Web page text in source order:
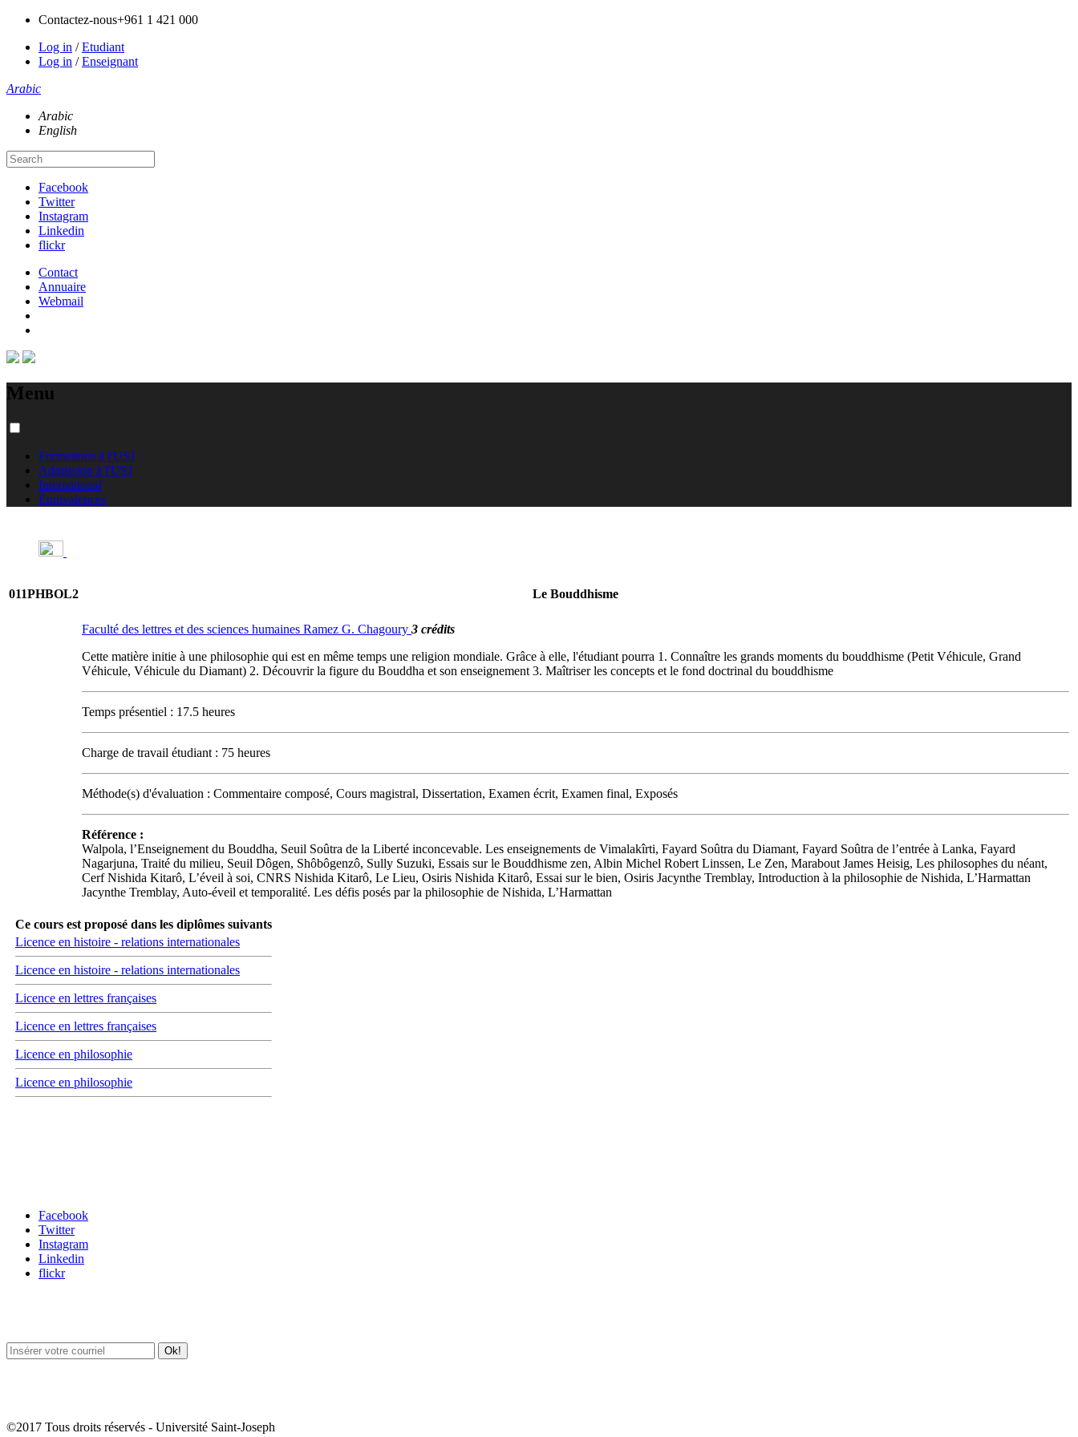
Contactez-nous+961 1 421 000
Log in /Etudiant
Log in /Enseignant
Arabic
Arabic
English
Facebook
Twitter
Instagram
Linkedin
flickr
Contact
Annuaire
Webmail
Menu
Formations à l'USJ
Admission à l'USJ
International
Équivalences
011PHBOL2 Le Bouddhisme
Faculté des lettres et des sciences humaines Ramez G. Chagoury 3 crédits
Cette matière initie à une philosophie qui est en même temps une religion mondiale. Grâce à elle, l'étudiant pourra 1. Connaître les grands moments du bouddhisme (Petit Véhicule, Grand
Véhicule, Véhicule du Diamant) 2. Découvrir la figure du Bouddha et son enseignement 3. Maîtriser les concepts et le fond doctrinal du bouddhisme
Temps présentiel : 17.5 heures
Charge de travail étudiant : 75 heures
Méthode(s) d'évaluation : Commentaire composé, Cours magistral, Dissertation, Examen écrit, Examen final, Exposés
Référence :
Walpola, l’Enseignement du Bouddha, Seuil Soûtra de la Liberté inconcevable. Les enseignements de Vimalakîrti, Fayard Soûtra du Diamant, Fayard Soûtra de l’entrée à Lanka, Fayard
Nagarjuna, Traité du milieu, Seuil Dôgen, Shôbôgenzô, Sully Suzuki, Essais sur le Bouddhisme zen, Albin Michel Robert Linssen, Le Zen, Marabout James Heisig, Les philosophes du néant,
Cerf Nishida Kitarô, L’éveil à soi, CNRS Nishida Kitarô, Le Lieu, Osiris Nishida Kitarô, Essai sur le bien, Osiris Jacynthe Tremblay, Introduction à la philosophie de Nishida, L’Harmattan
Jacynthe Tremblay, Auto-éveil et temporalité. Les défis posés par la philosophie de Nishida, L’Harmattan
Ce cours est proposé dans les diplômes suivants
Licence en histoire - relations internationales
Licence en histoire - relations internationales
Licence en lettres françaises
Licence en lettres françaises
Licence en philosophie
Licence en philosophie
Facebook
Twitter
Instagram
Linkedin
flickr
©2017 Tous droits réservés - Université Saint-Joseph